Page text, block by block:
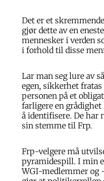
Det er et
gjør dette av en
mennesker i verden
i forhold til disse
Lar man seg lure av
egen, sikkerhet
personen på et
farligere en
å identifisere. De har
sin stemme til Frp.
Frp-velgere må
pyramidespill. I min
WGI-medlemmer og